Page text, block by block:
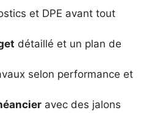
et DPE avant tout
détaillé et un plan de
selon performance et
avec des jalons